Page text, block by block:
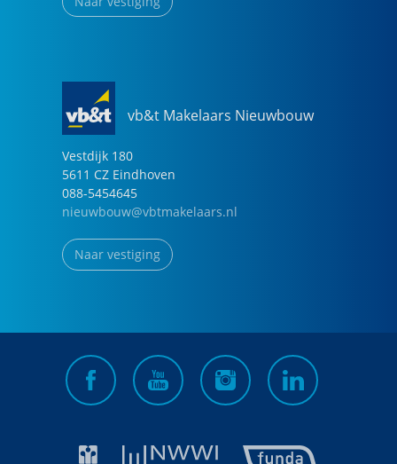
vb&t Makelaars Nieuwbouw
Vestdijk 180
5611 CZ Eindhoven
088-5454645
nieuwbouw@vbtmakelaars.nl
Naar vestiging